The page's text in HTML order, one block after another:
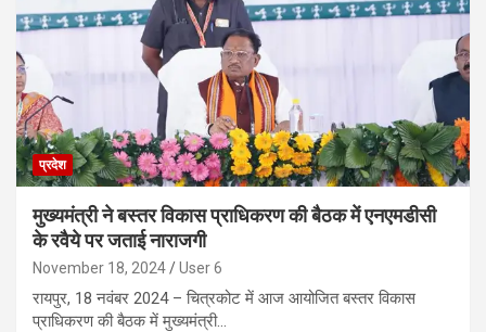
प्रदेश
मुख्यमंत्री ने बस्तर विकास प्राधिकरण की बैठक में एनएमडीसी
के रवैये पर जताई नाराजगी
November 18, 2024 User 6
रायपुर, 18 नवंबर 2024 – चित्रकोट में आज आयोजित बस्तर विकास
प्राधिकरण की बैठक में मुख्यमंत्री…